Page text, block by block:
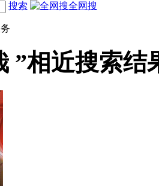
搜索 全网搜
”相近搜索结